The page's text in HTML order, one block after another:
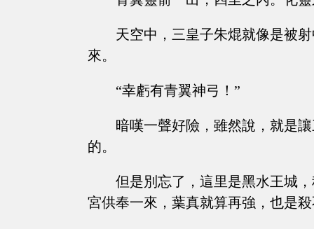
天空中，三皇子朱焜就像是被
來。
“幸虧有青翼神弓！”
暗嘆一聲好險，雖然說，就是
的。
但是別忘了，這里是黑水王城
宮供奉一來，葉真就算再強，也是